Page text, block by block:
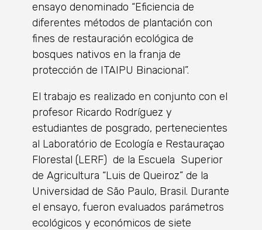
ensayo denominado “Eficiencia de
diferentes métodos de plantación con
fines de restauración ecológica de
bosques nativos en la franja de
protección de ITAIPU Binacional”.
El trabajo es realizado en conjunto con el
profesor Ricardo Rodríguez y
estudiantes de posgrado, pertenecientes
al Laboratório de Ecología e Restauraçao
Florestal (LERF) de la Escuela Superior
de Agricultura “Luis de Queiroz” de la
Universidad de São Paulo, Brasil. Durante
el ensayo, fueron evaluados parámetros
ecológicos y económicos de siete